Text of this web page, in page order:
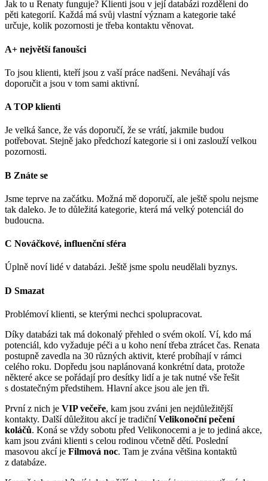
Jak to u Renaty funguje? Klienti jsou v její databázi rozděleni do
pěti kategorií. Každá má svůj vlastní význam a kategorie také
určuje, kolik pozornosti je třeba kontaktu věnovat.
A+ největší fanoušci
To jsou klienti, kteří jsou z vaší práce nadšeni. Neváhají vás
doporučit a jsou v tom sami aktivní.
A TOP klienti
Je velká šance, že vás doporučí, že se vrátí, jakmile budou
potřebovat. Stejně jako předchozí kategorie si i oni zaslouží velkou
pozornosti.
B Znáte se
Jsme teprve na začátku. Možná mě doporučí, ale ještě spolu nejsme
tak daleko. Je to důležitá kategorie, která má velký potenciál do
budoucna.
C Nováčkové, influenční sféra
Úplně noví lidé v databázi. Ještě jsme spolu neudělali byznys.
D Smazat
Problémoví klienti, se kterými nechci spolupracovat.
Díky databázi tak má dokonalý přehled o svém okolí. Ví, kdo má
potenciál, kdo vyžaduje péči a u koho není třeba ztrácet čas. Renata
postupně zavedla na 30 různých aktivit, které probíhají v rámci
celého roku. Dopředu jsou naplánovaná konkrétní data, protože
některé akce se pořádají pro desítky lidí a je tak nutné vše řešit
s dostatečným předstihem. Hlavní akce jsou ale jen tři.
První z nich je VIP večeře, kam jsou zváni jen nejdůležitější
kontakty. Další důležitou akcí je tradičníVelikonoční pečení
koláčů. Koná se vždy sobotu před Velikonocemi a je to jediná akce,
kam jsou zváni klienti s celou rodinou včetně dětí. Poslední
masovou akcí je Filmová noc. Tam je zvána většina kontaktů
z databáze.